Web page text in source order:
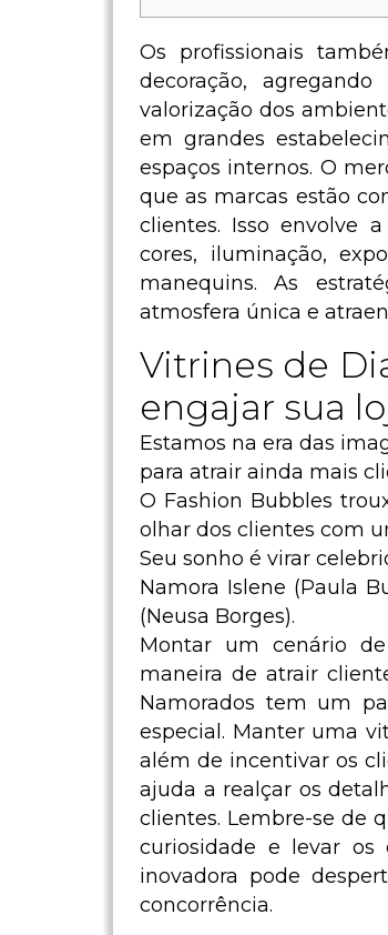
Os profissionais
decoração,
valorização dos
em grandes
espaços internos. O
que as marcas estão
clientes. Isso envolve
cores, iluminação,
manequins. As
atmosfera única e
Vitrines de
engajar sua
Estamos na era das
para atrair ainda mais
O Fashion Bubbles
olhar dos clientes com
Seu sonho é virar
Namora Islene (Paula
(Neusa Borges).
Montar um cenário
maneira de atrair
Namorados tem um
especial. Manter uma
além de incentivar os
ajuda a realçar os
clientes. Lembre-se de
curiosidade e levar
inovadora pode
concorrência.